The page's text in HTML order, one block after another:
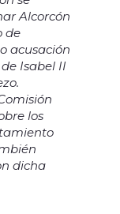
Alcorcón
de
acusación
Isabel II
los
dicha